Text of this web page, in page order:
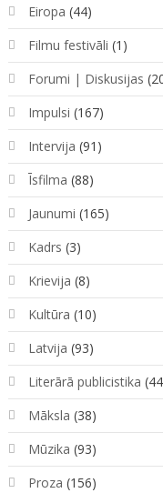
Eiropa (44)
Filmu festivāli (1)
Forumi | Diskusijas
Impulsi (167)
Intervija (91)
Īsfilma (88)
Jaunumi (165)
Kadrs (3)
Krievija (8)
Kultūra (10)
Latvija (93)
Literārā publicistika
Māksla (38)
Mūzika (93)
Proza (156)